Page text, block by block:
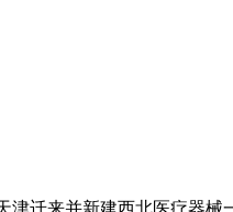
迁来并新建西北医疗器